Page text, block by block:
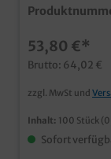
Variante mit
53,80 €*
Brutto: 64,02 €
zzgl. MwSt und
Inhalt: 100 Stück
Sofort